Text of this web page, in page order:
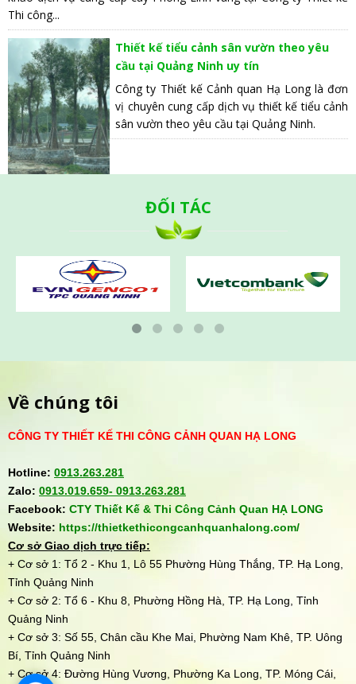
Thi công...
Thiết kế tiểu cảnh sân vườn theo yêu
cầu tại Quảng Ninh uy tín
Công ty Thiết kế Cảnh quan Hạ Long là đơn
vị chuyên cung cấp dịch vụ thiết kế tiểu cảnh
sân vườn theo yêu cầu tại Quảng Ninh.
ĐỐI TÁC
Về chúng tôi
CÔNG TY THIẾT KẾ THI CÔNG CẢNH QUAN HẠ LONG
Hotline: 0913.263.281
Zalo: 0913.019.659- 0913.263.281
Facebook: CTY Thiết Kế & Thi Công Cảnh Quan HẠ LONG
Website: https://thietkethicongcanhquanhalong.com/
Cơ sở Giao dịch trực tiếp:
+ Cơ sở 1: Tổ 2 - Khu 1, Lô 55 Phường Hùng Thắng, TP. Hạ Long,
Tỉnh Quảng Ninh
+ Cơ sở 2: Tổ 6 - Khu 8, Phường Hồng Hà, TP. Hạ Long, Tỉnh
Quảng Ninh
+ Cơ sở 3: Số 55, Chân cầu Khe Mai, Phường Nam Khê, TP. Uông
Bí, Tỉnh Quảng Ninh
+ Cơ sở 4: Đường Hùng Vương, Phường Ka Long, TP. Móng Cái,